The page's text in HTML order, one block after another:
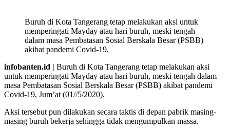
Buruh di Kota Tangerang tetap melakukan aksi untuk
memperingati Mayday atau hari buruh, meski tengah
dalam masa Pembatasan Sosial Berskala Besar (PSBB)
akibat pandemi Covid-19,
infobanten.id | Buruh di Kota Tangerang tetap melakukan aksi
untuk memperingati Mayday atau hari buruh, meski tengah dalam
masa Pembatasan Sosial Berskala Besar (PSBB) akibat pandemi
Covid-19, Jum’at (01//5/2020).
Aksi tersebut pun dilakukan secara taktis di depan pabrik masing-
masing buruh bekerja sehingga tidak mengumpulkan massa.